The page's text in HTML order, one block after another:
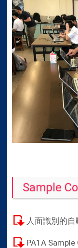
Sample
人面識別的
PA1A Sample